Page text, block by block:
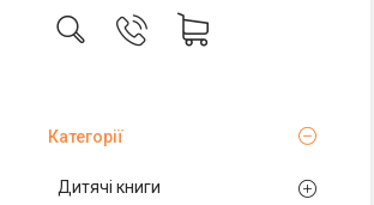
Категорії
Дитячі книги